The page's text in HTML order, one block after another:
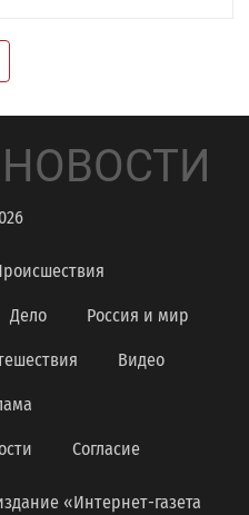
НОВОСТИ
Дело Россия и мир
Видео
Согласие
«Интернет-газета